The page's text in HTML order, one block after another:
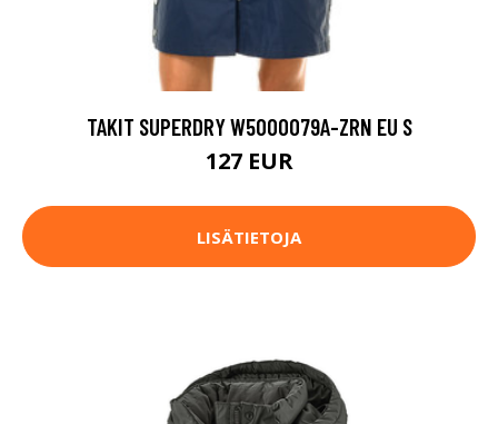
TAKIT SUPERDRY W5000079A-ZRN EU S
127 EUR
LISÄTIETOJA